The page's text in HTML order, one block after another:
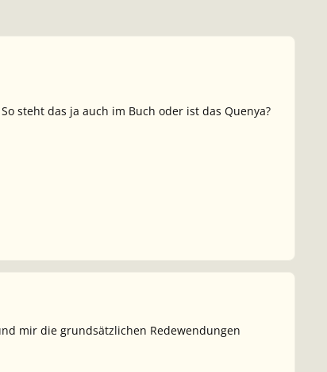
steht das ja auch im Buch oder ist das Quenya?
mir die grundsätzlichen Redewendungen